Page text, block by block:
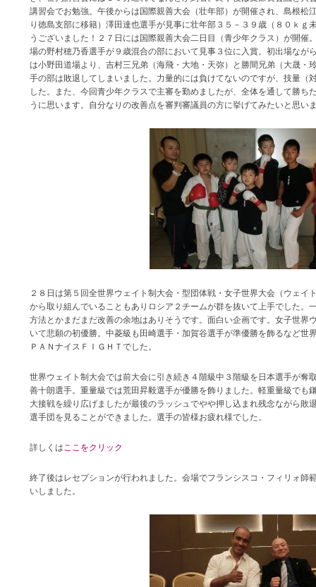
講習会でお勉強。午後からは国際親善大会（壮年部）が開催され、島根松
り徳島支部に移籍）澤田達也選手が見事に壮年部３５－３９歳（８０ｋｇ
うございました！２７日には国際親善大会二日目（青少年クラス）が開催
場の野村穂乃香選手が９歳混合の部において見事３位に入賞。初出場なが
は小野田道場より、吉村三兄弟（海飛・大地・天弥）と勝間兄弟（大晟・
手の部は敗退してしまいました。力量的には負けてないのですが、技量（
した。また、今回青少年クラスで主審を勤めましたが、全体を通して勝ち
うに思います。自分なりの改善点を審判審議員の方に挙げてみたいと思い
２８日は第５回全世界ウェイト制大会・型団体戦・女子世界大会（ウェイ
から取り組んでいることもありロシア２チームが群を抜いて上手でした。
方法とかまだまだ改善の余地はありそうです。面白い企画です。女子世界
いて悲願の初優勝。中菱級も田崎選手・加賀谷選手が準優勝を飾るなど世
ＰＡＮナイスＦＩＧＨＴでした。
世界ウェイト制大会では前大会に引き続き４階級中３階級を日本選手が奪
善十朗選手。重量級では荒田昇毅選手が優勝を飾りました。軽重量級でも
大接戦を繰り広げましたが最後のラッシュでやや押し込まれ残念ながら敗
選手団を見ることができました。選手の皆様お疲れ様でした。
詳しくはここをクリック
終了後はレセプションが行われました。会場でフランシスコ・フィリォ師
いしました。